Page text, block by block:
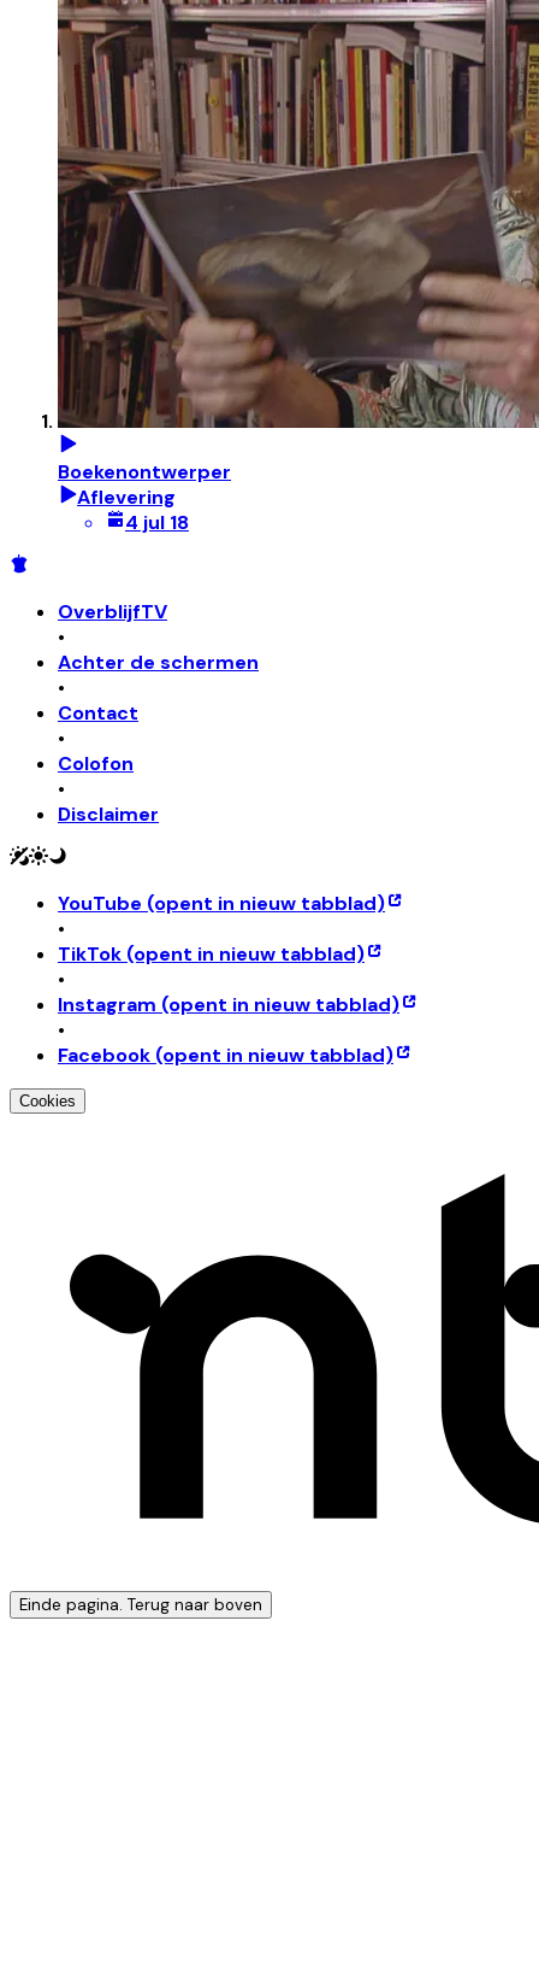
Boekenontwerper
Aflevering
4 jul 18
OverblijfTV
•
Achter de schermen
•
Contact
•
Colofon
•
Disclaimer
YouTube (opent in nieuw tabblad)
•
TikTok (opent in nieuw tabblad)
•
Instagram (opent in nieuw tabblad)
•
Facebook (opent in nieuw tabblad)
Cookies
Einde pagina. Terug naar boven